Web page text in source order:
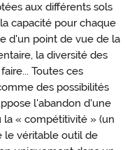
aux différents sols
capacité pour chaque
d'un point de vue de la
la diversité des
Toutes ces
des possibilités
l'abandon d'une
la « compétitivité » (un
le véritable outil de